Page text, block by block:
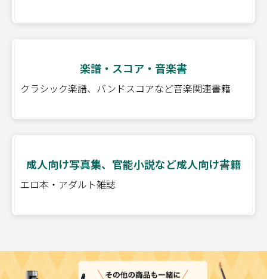
楽譜・スコア・音楽書
クラシック楽譜、バンドスコアなど音楽関連書籍
成人向け写真集、官能小説など成人向け書籍
エロ本・アダルト雑誌